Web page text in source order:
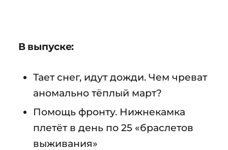
В выпуске:
Тает снег, идут дожди. Чем чреват
аномально тёплый март?
Помощь фронту. Нижнекамка
плетёт в день по 25 «браслетов
выживания»